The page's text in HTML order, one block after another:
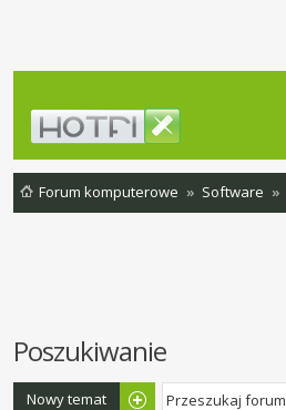
Forum komputerowe Software
Poszukiwanie
Nowy temat